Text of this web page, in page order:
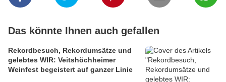
Das könnte Ihnen auch gefallen
Rekordbesuch, Rekordumsätze und
gelebtes WIR: Veitshöchheimer
Weinfest begeistert auf ganzer Linie